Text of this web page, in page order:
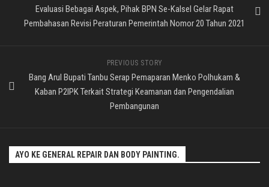
Evaluasi Bebagai Aspek, Pihak BPN Se-Kalsel Gelar Rapat
Pembahasan Revisi Peraturan Pemerintah Nomor 20 Tahun 2021
PREVIOUS STORY
Bang Arul Bupati Tanbu Serap Pemaparan Menko Polhukam &
Kaban P2IPK Terkait Strategi Keamanan dan Pengendalian
Pembangunan
AYO KE GENERAL REPAIR DAN BODY PAINTING.